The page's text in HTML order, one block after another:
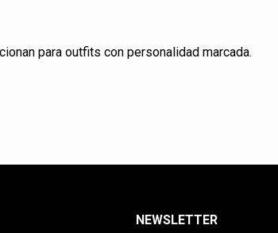
para outfits con personalidad marcada.
NEWSLETTER